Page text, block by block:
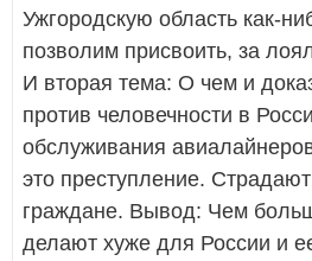
Ужгородскую область как-
позволим присвоить, за
И вторая тема: О чем и
против человечности в
обслуживания
это преступление.
граждане. Вывод: Чем
делают хуже для России и